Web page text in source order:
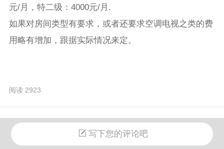
元/月，特二级：4000元/月.
如果对房间类型有要求，或者还要求空调电视之类的费
用略有增加，跟据实际情况来定。
阅读 2923
写下您的评论吧